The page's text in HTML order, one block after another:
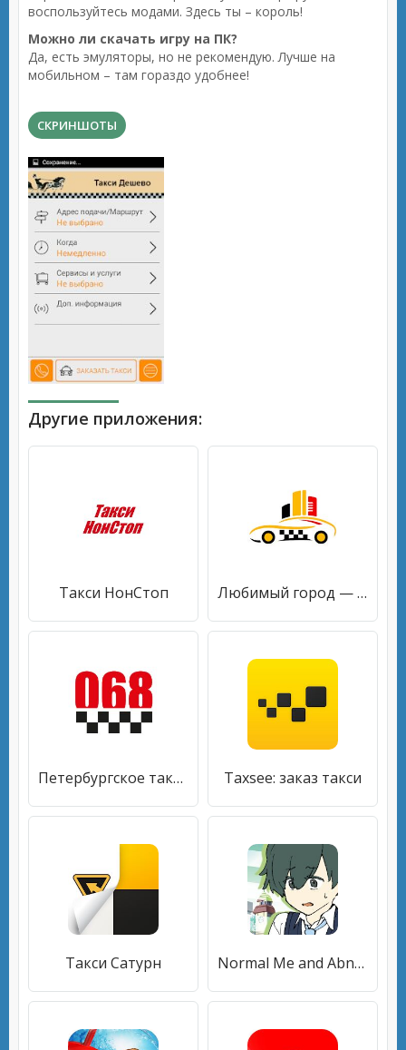
воспользуйтесь модами. Здесь ты – король!
Можно ли скачать игру на ПК?
Да, есть эмуляторы, но не рекомендую. Лучше на
мобильном – там гораздо удобнее!
СКРИНШОТЫ
Другие приложения:
Такси НонСтоп Любимый город — заказ такси
Петербургское такси 068 Taxsee: заказ такси
Такси Сатурн Normal Me and Abnormal Friends [Visual Novel]